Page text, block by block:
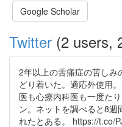
Google Scholar
Twitter (2 users,
2年以上の舌痛症の苦しみ
どり着いた。適応外使用
医も心療内科医も一度た
ン。ネットを調べると8
れたとある。 https://t.co/